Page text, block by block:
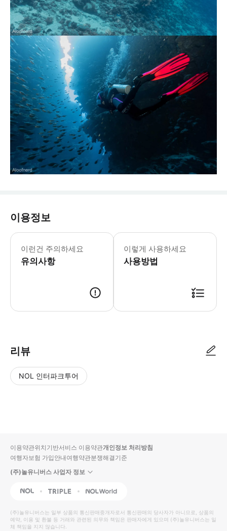
이용정보
이런건 주의하세요
유의사항
이렇게 사용하세요
사용방법
리뷰
NOL 인터파크투어
입니
다.
높
은
동
영
순
상
이용약관위치기반서비스 이용약관개인정보 처리방침
여행자보험 가입안내여행약관분쟁해결기준
(주)놀유니버스 사업자 정보
NOL Triple Interpark Global
(주)놀유니버스는 일부 상품의 통신판매중개자로서 통신판매의 당사자가 아니므로, 상품의
예약, 이용 및 환불 등 거래와 관련된 의무와 책임은 판매자에게 있으며 (주)놀유니버스는 일
체 책임을 지지 않습니다.